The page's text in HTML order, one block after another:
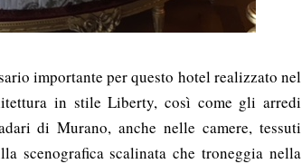
importante per questo hotel realizzato nel
in stile Liberty, così come gli arredi
di Murano, anche nelle camere, tessuti
scenografica scalinata che troneggia nella